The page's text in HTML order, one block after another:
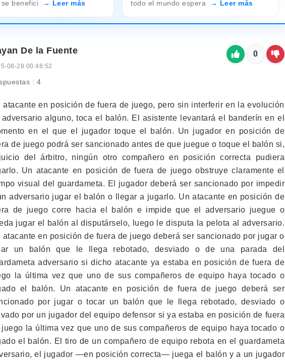
benefici
Leer más
todo el mundo espera
Leer más
De la Fuente
08-28 00:48:52
: 4
0
atacante en posición de fuera de juego, pero sin interferir en la evolución
adversario alguno, toca el balón. El asistente levantará el banderín en el
en el que el jugador toque el balón. Un jugador en posición de
de juego podrá ser sancionado antes de que juegue o toque el balón si,
del árbitro, ningún otro compañero en posición correcta pudiera
Un atacante en posición de fuera de juego obstruye claramente el
visual del guardameta. El jugador deberá ser sancionado por impedir
adversario jugar el balón o llegar a jugarlo. Un atacante en posición de
de juego corre hacia el balón e impide que el adversario juegue o
jugar el balón al disputárselo, luego le disputa la pelota al adversario.
atacante en posición de fuera de juego deberá ser sancionado por jugar o
un balón que le llega rebotado, desviado o de una parada del
adversario si dicho atacante ya estaba en posición de fuera de
la última vez que uno de sus compañeros de equipo haya tocado o
el balón. Un atacante en posición de fuera de juego deberá ser
por jugar o tocar un balón que le llega rebotado, desviado o
por un jugador del equipo defensor si ya estaba en posición de fuera
juego la última vez que uno de sus compañeros de equipo haya tocado o
el balón. El tiro de un compañero de equipo rebota en el guardameta
el jugador —en posición correcta— juega el balón y a un jugador